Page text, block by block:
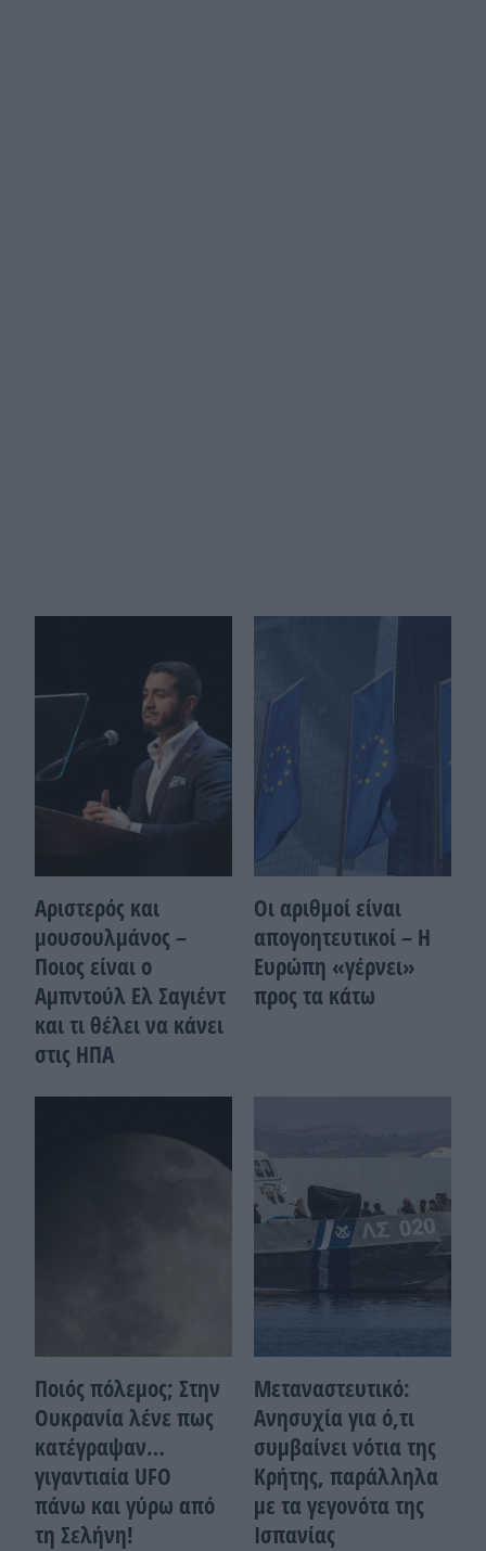
Αριστερός και
μουσουλμάνος –
Ποιoς είναι ο
Αμπντούλ Ελ Σαγιέντ
και τι θέλει να κάνει
στις ΗΠΑ
Οι αριθμοί είναι
απογοητευτικοί – Η
Ευρώπη «γέρνει»
προς τα κάτω
Ποιός πόλεμος; Στην
Ουκρανία λένε πως
κατέγραψαν…
γιγαντιαία UFO
πάνω και γύρω από
τη Σελήνη!
Μεταναστευτικό:
Ανησυχία για ό,τι
συμβαίνει νότια της
Κρήτης, παράλληλα
με τα γεγονότα της
Ισπανίας